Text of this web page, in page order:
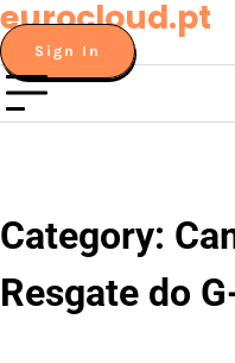
Skip
to
content
eurocloud.pt
Sign In
Category:
Resgate do